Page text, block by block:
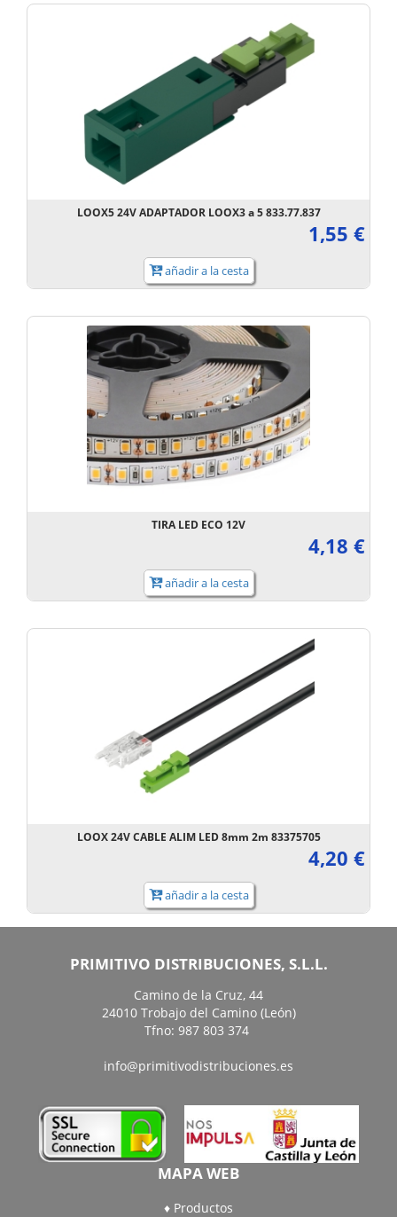
LOOX5 24V ADAPTADOR LOOX3 a 5 833.77.837
1,55 €
añadir a la cesta
TIRA LED ECO 12V
4,18 €
añadir a la cesta
LOOX 24V CABLE ALIM LED 8mm 2m 83375705
4,20 €
añadir a la cesta
PRIMITIVO DISTRIBUCIONES, S.L.L.
Camino de la Cruz, 44
24010 Trobajo del Camino (León)
Tfno: 987 803 374
info@primitivodistribuciones.es
MAPA WEB
Productos